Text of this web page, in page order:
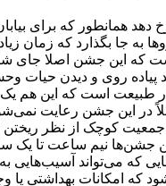
همانطور که برای
به جا بگذارد که زمان
که این جشن اصلا جای
پیاده روی و دیدن
طبیعت است که این هم
در این جشن رعایت
جشن‌ها نیم ساعت تا یک
که می‌تواند آسیب‌هایی